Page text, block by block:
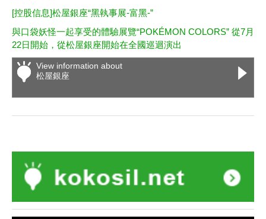
[控股信息]松屋銀座“黑執事展-富黑-”
與口袋妖怪一起享受的體驗展覽“POKÉMON COLORS” 從7月
22日開始，從松屋銀座開始在全國巡迴演出
View information about
松屋銀座